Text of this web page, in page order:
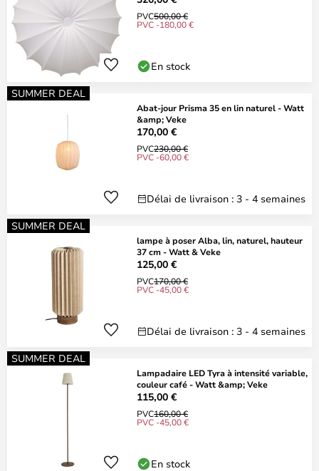
PVC500,00 €
PVC -180,00 €
En stock
SUMMER DEAL
Abat-jour Prisma 35 en lin naturel - Watt
&amp; Veke
170,00 €
PVC230,00 €
PVC -60,00 €
Délai de livraison : 3 - 4 semaines
SUMMER DEAL
lampe à poser Alba, lin, naturel, hauteur
37 cm - Watt & Veke
125,00 €
PVC170,00 €
PVC -45,00 €
Délai de livraison : 3 - 4 semaines
SUMMER DEAL
Lampadaire LED Tyra à intensité variable,
couleur café - Watt &amp; Veke
115,00 €
PVC160,00 €
PVC -45,00 €
En stock